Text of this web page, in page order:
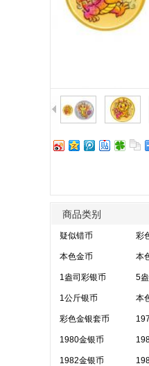
商品类别
疑似错币 彩
本色金币 本
1盎司彩银币 5
1公斤银币 本
彩色金银套币
1980金银币
1982金银币